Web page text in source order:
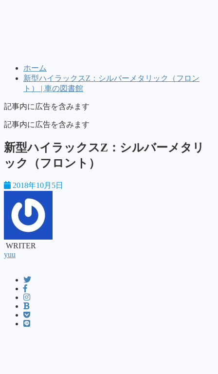
ホーム
新型ハイラックスZ：シルバーメタリック（フロン
ト） | 車の図書館
記事内に広告を含みます
記事内に広告を含みます
新型ハイラックスZ：シルバーメタリ
ック（フロント）
2018年10月5日
WRITER
yuu